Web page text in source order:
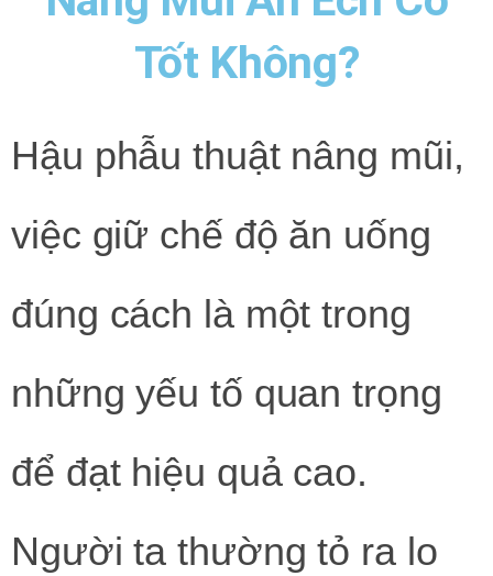
Tốt Không?
Hậu phẫu thuật nâng mũi,
việc giữ chế độ ăn uống
đúng cách là một trong
những yếu tố quan trọng
để đạt hiệu quả cao.
Người ta thường tỏ ra lo